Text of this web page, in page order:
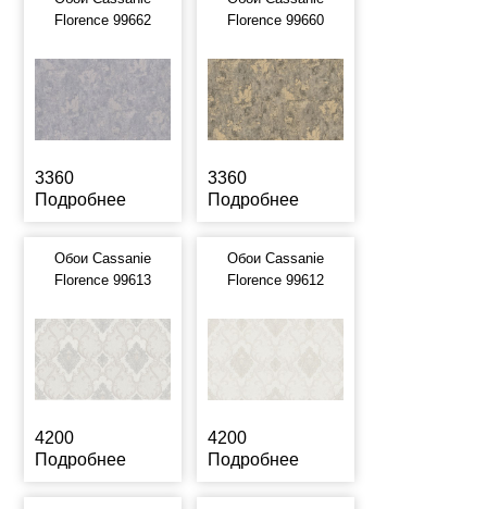
Florence 99662
3360
Подробнее
Florence 99660
3360
Подробнее
Обои Cassanie
Florence 99613
4200
Подробнее
Обои Cassanie
Florence 99612
4200
Подробнее